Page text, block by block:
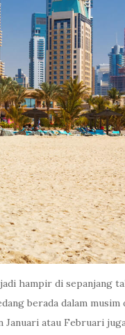
hampir di sepanjang
berada dalam musim
atau Februari